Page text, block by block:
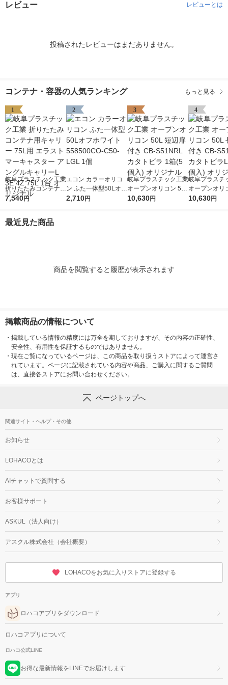
レビュー レビューとは
投稿されたレビューはまだありません。
コンテナ・容器の人気ランキング もっと見る
1
岐阜プラスチック工業
折りたたみコンテナ用
キャリー 75L用 エラ
E 4Z 75L 1台 オリジ
7,540円
2
エコン カラーオリコ
ン ふた一体型50Lオフ
ホワイト 558500CO-
2,710円
3
岐阜プラスチック工業
オープンオリコン 50L
短辺扉付き CB-S51N
10,630円
4
岐阜プラスチ
オープンオリ
長辺扉付き
10,630円
最近見た商品
商品を閲覧すると履歴が表示されます
掲載商品の情報について
・ 掲載している情報の精度には万全を期しておりますが、その内容の正確性、
安全性、有用性を保証するものではありません。
・ 現在ご覧になっているページは、この商品を取り扱うストアによって運営さ
れています。ページに記載されている内容や商品、ご購入に関するご質問
は、直接各ストアにお問い合わせください。
ページトップへ
関連サイト・ヘルプ・その他
お知らせ
LOHACOとは
AIチャットで質問する
お客様サポート
ASKUL（法人向け）
アスクル株式会社（会社概要）
LOHACOをお気に入りストアに登録する
アプリ
ロハコアプリをダウンロード
ロハコアプリについて
ロハコ公式LINE
お得な最新情報をLINEでお届けします